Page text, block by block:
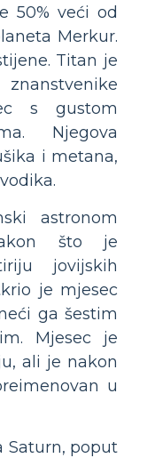
50% veći od
Merkur.
Titan je
s gustom
Njegova
i metana,
astronom
što je
jovijskih
je mjesec
ga šestim
Mjesec je
ali je nakon
u
Saturn, poput